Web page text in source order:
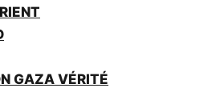
GAZA VÉRITÉ